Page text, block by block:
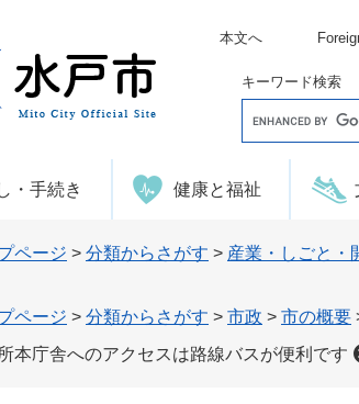
本文へ
キーワード検索
o
e
タ
ム
・手続き 健康と福祉
ページ > 分類からさがす > 産業・しごと・
ページ > 分類からさがす > 市政 > 市の概要
本庁舎へのアクセスは路線バスが便利です